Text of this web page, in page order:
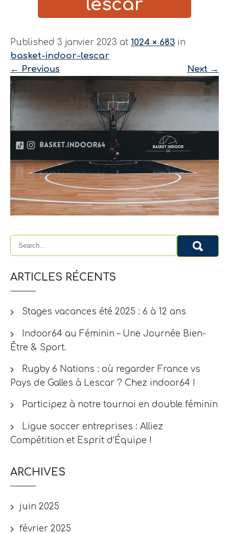
lescar
Published 3 janvier 2023 at 1024 × 683 in
basket-indoor-lescar
← Previous Next →
ARTICLES RÉCENTS
Stages vacances été 2025 : 6 à 12 ans
Indoor64 au Féminin – Une Journée Bien-
Être & Sport.
Rugby 6 Nations : où regarder France vs
Pays de Galles à Lescar ? Chez indoor64 !
Participez à notre tournoi en double féminin
Ligue soccer entreprises : Alliez
Compétition et Esprit d’Équipe !
ARCHIVES
juin 2025
février 2025